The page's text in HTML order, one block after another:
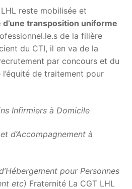
reste mobilisée et
transposition uniforme
de la filière
du CTI, il en va de la
par concours et du
de traitement pour
Infirmiers à Domicile
d’Accompagnement à
pour Personnes
etc) Fraternité La CGT LHL